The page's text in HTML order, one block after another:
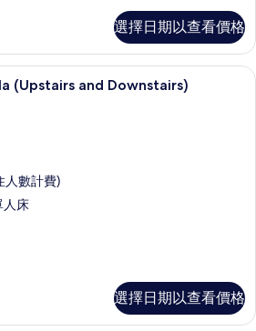
選擇日期以查看價格
(Upstairs and Downstairs)
人數計費)
人床
選擇日期以查看價格